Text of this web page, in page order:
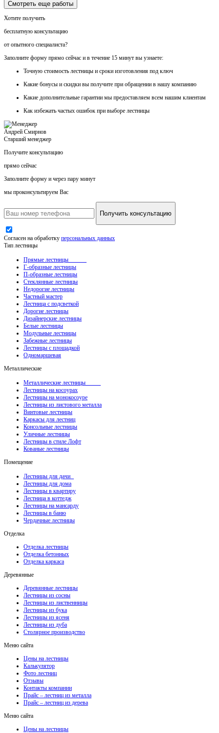
Смотреть еще работы
Хотите получить
бесплатную консультацию
от опытного специалиста?
Заполните форму прямо сейчас и в течение 15 минут вы узнаете:
Точную стоимость лестницы и сроки изготовления под ключ
Какие бонусы и скидки вы получите при обращении в нашу компанию
Какие дополнительные гарантии мы предоставляем всем нашим клиентам
Как избежать частых ошибок при выборе лестницы
Андрей Смирнов
Старший менеджер
Получите консультацию
прямо сейчас
Заполните форму и через пару минут
мы проконсультируем Вас
Получить консультацию
Согласен на обработку персональных данных
Тип лестницы
Прямые лестницы
Г-образные лестницы
П-образные лестницы
Стеклянные лестницы
Недорогие лестницы
Частный мастер
Лестница с подсветкой
Дорогие лестницы
Дизайнерские лестницы
Белые лестницы
Модульные лестницы
Забежные лестницы
Лестницы с площадкой
Одномаршевая
Металлические
Металлические лестницы
Лестницы на косоурах
Лестницы на монокосоуре
Лестницы из листового металла
Винтовые лестницы
Каркасы для лестниц
Консольные лестницы
Уличные лестницы
Лестницы в стиле Лофт
Кованые лестницы
Помещение
Лестницы для дачи
Лестницы для дома
Лестницы в квартиру
Лестница в коттедж
Лестницы на мансарду
Лестницы в баню
Чердачные лестницы
Отделка
Отделка лестницы
Отделка бетонных
Отделка каркаса
Деревянные
Деревянные лестницы
Лестницы из сосны
Лестницы из лиственницы
Лестницы из бука
Лестницы из ясеня
Лестницы из дуба
Столярное производство
Меню сайта
Цены на лестницы
Калькулятор
Фото лестниц
Отзывы
Контакты компании
Прайс – лестниц из металла
Прайс – лестниц из дерева
Меню сайта
Цены на лестницы